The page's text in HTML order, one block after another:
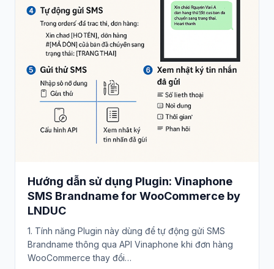
Hướng dẫn sử dụng Plugin: Vinaphone
SMS Brandname for WooCommerce by
LNDUC
1. Tính năng Plugin này dùng để tự động gửi SMS
Brandname thông qua API Vinaphone khi đơn hàng
WooCommerce thay đổi…